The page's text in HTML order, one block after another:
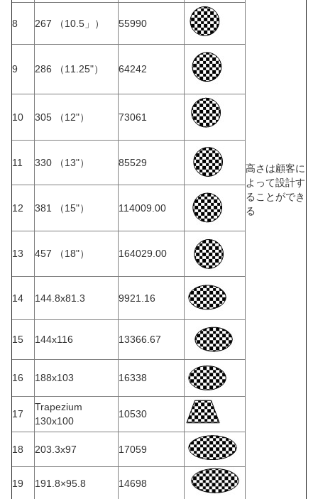
高さは顧客に
よって設計す
ることができ
る
8 267 （10.5」） 55990
9 286 （11.25"） 64242
10 305 （12"） 73061
11 330 （13"） 85529
12 381 （15"） 114009.00
13 457 （18"） 164029.00
14 144.8x81.3 9921.16
15 144x116 13366.67
16 188x103 16338
17
Trapezium
130x100
10530
18 203.3x97 17059
19 191.8×95.8 14698